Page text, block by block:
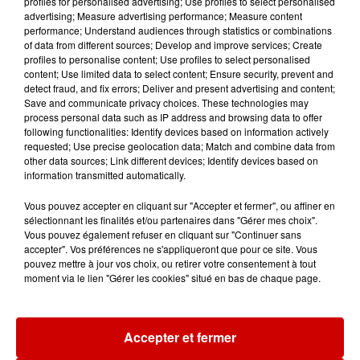
Destination Vacances - Gagnez
votre séjour en famille au cœur
de la...
Destination Vacances : inscrivez-
vous !
Kelly Massol, figure
advertising; Measure advertising performance; Measure content
performance; Understand audiences through statistics or combinations
of data from different sources; Develop and improve services; Create
profiles to personalise content; Use profiles to select personalised
content; Use limited data to select content; Ensure security, prevent and
detect fraud, and fix errors; Deliver and present advertising and content;
Save and communicate privacy choices. These technologies may
process personal data such as IP address and browsing data to offer
following functionalities: Identify devices based on information actively
requested; Use precise geolocation data; Match and combine data from
other data sources; Link different devices; Identify devices based on
information transmitted automatically.
Vous pouvez accepter en cliquant sur "Accepter et fermer", ou affiner en
sélectionnant les finalités et/ou partenaires dans "Gérer mes choix".
Vous pouvez également refuser en cliquant sur "Continuer sans
accepter". Vos préférences ne s'appliqueront que pour ce site. Vous
pouvez mettre à jour vos choix, ou retirer votre consentement à tout
moment via le lien "Gérer les cookies" situé en bas de chaque page.
Accepter et fermer